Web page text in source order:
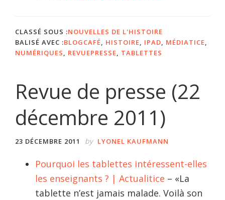
CLASSÉ SOUS :NOUVELLES DE L'HISTOIRE
BALISÉ AVEC :BLOGCAFÉ HISTOIRE IPAD MÉDIATICE
NUMÉRIQUES
REVUEPRESSE TABLETTES
Revue de presse (22
décembre 2011)
23 DÉCEMBRE 2011 by LYONEL KAUFMANN
Pourquoi les tablettes intéressent-elles
les enseignants ? | Actualitice – «La
tablette n’est jamais malade. Voilà son